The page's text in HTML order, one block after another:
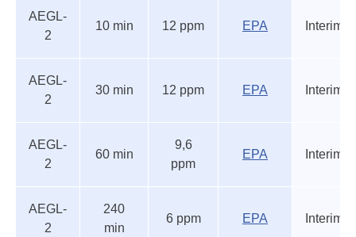
AEGL-
2
10 min 12 ppm EPA Interim
AEGL-
2
30 min 12 ppm EPA Interim
AEGL-
2
60 min
9,6
ppm
EPA Interim
AEGL-
2
240
min
6 ppm EPA Interim